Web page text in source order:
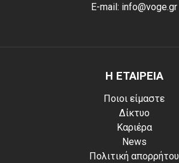
E-mail: info@voge.gr
Η ΕΤΑΙΡΕΙΑ
Ποιοι είμαστε
Δίκτυο
Καριέρα
News
Πολιτική απορρήτου